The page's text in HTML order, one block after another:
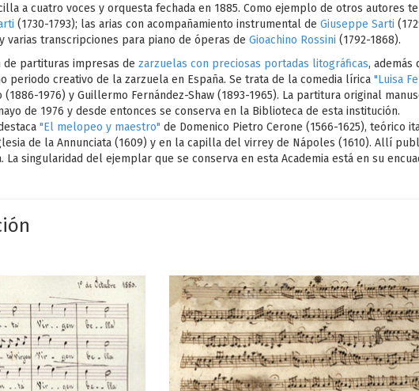
a cuatro voces y orquesta fechada en 1885. Como ejemplo de otros autores
(1730-1793); las arias con acompañamiento instrumental de Giuseppe Sarti
varias transcripciones para piano de óperas de Gioachino Rossini (1792-1868).
de partituras impresas de zarzuelas con preciosas portadas litográficas, además
periodo creativo de la zarzuela en España. Se trata de la comedia lírica "Luisa
1976) y Guillermo Fernández-Shaw (1893-1965). La partitura original
de 1976 y desde entonces se conserva en la Biblioteca de esta institución.
"El melopeo y maestro" de Domenico Pietro Cerone (1566-1625),
de la Annunciata (1609) y en la capilla del virrey de Nápoles (1610). Allí
La singularidad del ejemplar que se conserva en esta Academia está en su